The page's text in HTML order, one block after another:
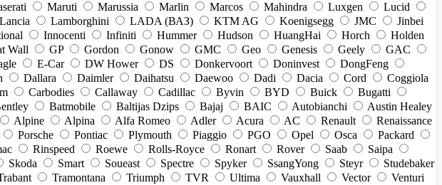
Maruti Marussia Marlin Marcos Mahindra Luxgen
Lucid
Lancia Lamborghini LADA (ВАЗ) KTM AG Koenigsegg JMC
Jinbei
Innocenti Infiniti Hummer Hudson HuangHai Horch
Holden
Wall GP Gordon Gonow GMC Geo Genesis Geely
GAC
E-Car DW Hower DS Donkervoort Doninvest
DongFeng
Dallara Daimler Daihatsu Daewoo Dadi Dacia Cord
Coggiola
Carbodies Callaway Cadillac Byvin BYD Buick
Bugatti
Batmobile Baltijas Dzips Bajaj BAIC Autobianchi
Austin Healey
Alpine Alpina Alfa Romeo Adler Acura AC Renault
Renaissance
Porsche Pontiac Plymouth Piaggio PGO Opel Osca
Packard
Rinspeed Roewe Rolls-Royce Ronart Rover Saab
Saipa
Skoda Smart Soueast Spectre Spyker SsangYong Steyr
Studebaker
Tramontana Triumph TVR Ultima Vauxhall Vector
Venturi